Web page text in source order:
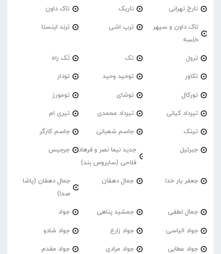
تارخ تهرانی تاریک تاک داون
تاک داون و سپهر
خلسه
ترپ اشی ترند اینستا
ترول تک تَک راه
تکاور توحید وحید تودار
تورکال توشای تومورز
تیرداد کیانی تیرداد محمدی تیری ام
تینک جاسم شعبانی جاسم کارگر
جبرئیل
جدید نیما نصر و فرهاد
فلاحی (سایروس بند)
جرجیس
جعفر یار خدا جمال دهقان
جمال دهقان (پاشا
صدا)
جمال لطفی جمشید پناهی جواد
جواد الیاسی جواد زارع جواد شادو
جواد عطایی جواد مرادی جواد مقدم